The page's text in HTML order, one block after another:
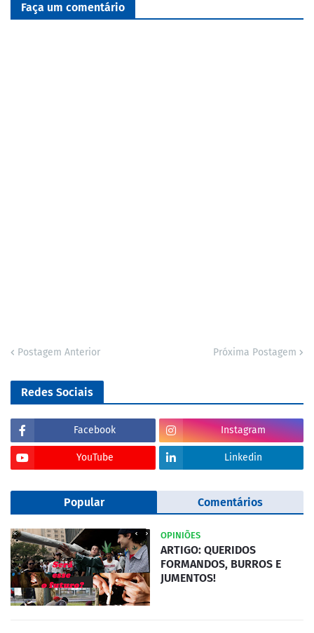
Faça um comentário
Postagem Anterior Próxima Postagem
Redes Sociais
Facebook Instagram
YouTube Linkedin
Popular Comentários
OPINIÕES
ARTIGO: QUERIDOS
FORMANDOS, BURROS E
JUMENTOS!